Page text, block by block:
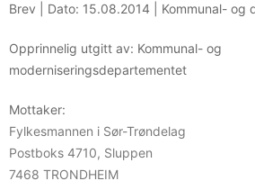
Brev | Dato: 15.08.2014 Kommunal- og
Opprinnelig utgitt av: Kommunal- og
moderniseringsdepartementet
Mottaker:
Fylkesmannen i Sør-Trøndelag
Postboks 4710, Sluppen
7468 TRONDHEIM